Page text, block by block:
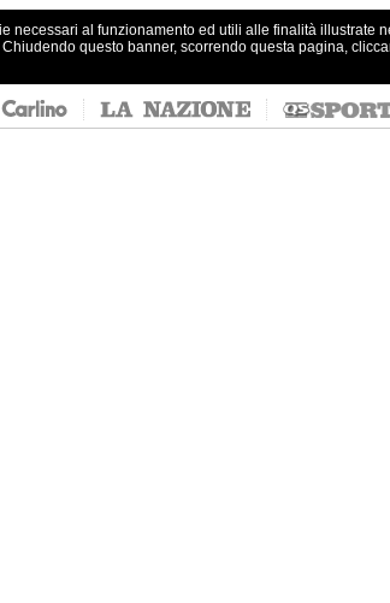
necessari al funzionamento ed utili alle finalità illustrate
Chiudendo questo banner, scorrendo questa pagina,